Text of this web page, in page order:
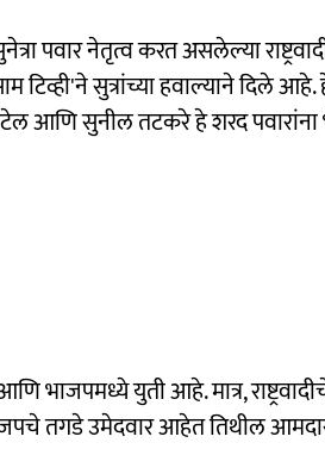
पवार नेतृत्व करत असलेल्या
टिव्ही'ने सुत्रांच्या हवाल्याने दिले
आणि सुनील तटकरे हे शरद
भाजपमध्ये युती आहे. मात्र,
तगडे उमेदवार आहेत तिथील